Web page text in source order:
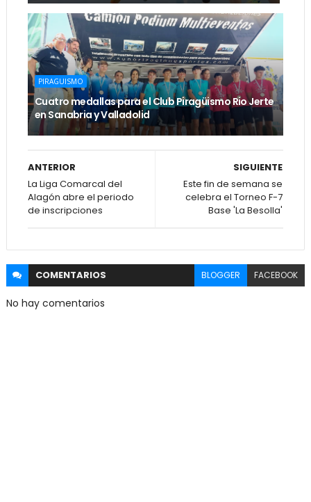
PIRAGUISMO
Cuatro medallas para el Club Piragüismo Rio Jerte
en Sanabria y Valladolid
SIGUIENTE
Este fin de semana se
celebra el Torneo F-7
Base 'La Besolla'
ANTERIOR
La Liga Comarcal del
Alagón abre el periodo
de inscripciones
COMENTARIOS BLOGGER FACEBOOK
No hay comentarios